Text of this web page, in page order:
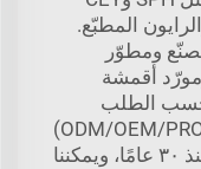
المطبّع.
ومطوّر
أقمشة
الطلب
(ODM/OEM/PRO)
منذ ٣٠ عامًا، ويمكننا